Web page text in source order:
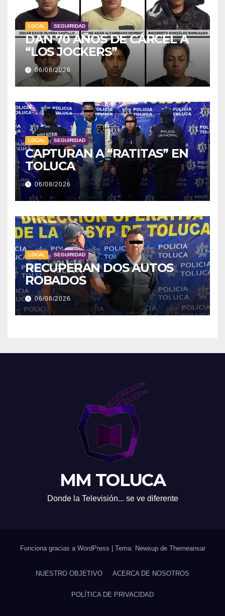
LOCAL SEGUIRIDAD
DAN 70 AÑOS DE CÁRCEL A
“LOS JOCKERS”
06/08/2026
LOCAL SEGUIRIDAD
CAPTURAN A “RATITAS” EN
TOLUCA
06/08/2026
LOCAL SEGUIRIDAD
RECUPERAN DOS AUTOS
ROBADOS
06/08/2026
MM TOLUCA
Donde la Televisión... se ve diferente
Funciona gracias a WordPress Tema: Newsup de Themeansar
NUESTRO OBJETIVO ACERCA DE NOSOTROS
POLÍTICA DE PRIVACIDAD